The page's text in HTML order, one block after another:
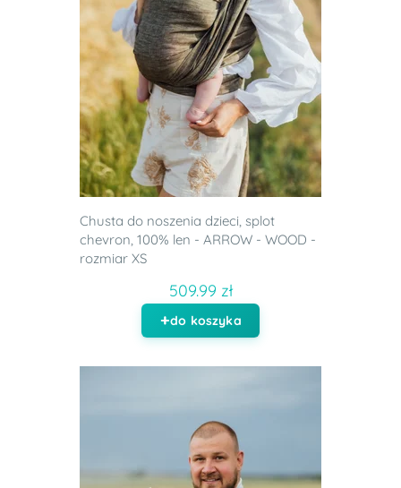
Chusta do noszenia dzieci, splot
chevron, 100% len - ARROW - WOOD -
rozmiar XS
509.99 zł
do koszyka